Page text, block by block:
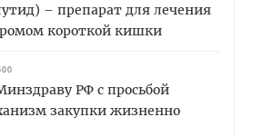
– препарат для лечения
короткой кишки
РФ с просьбой
закупки жизненно